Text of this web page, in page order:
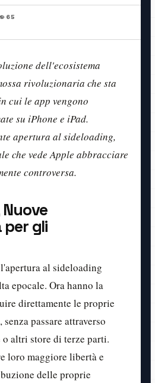
👁️ 65
dell'ecosistema
rivoluzionaria che sta
cui le app vengono
su iPhone e iPad.
apertura al sideloading,
che vede Apple abbracciare
controversa.
gli
al sideloading
epocale. Ora hanno la
direttamente le proprie
passare attraverso
altri store di terze parti.
loro maggiore libertà e
delle proprie